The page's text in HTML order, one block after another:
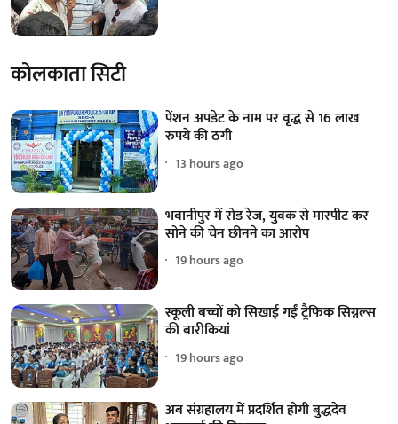
कोलकाता सिटी
पेंशन अपडेट के नाम पर वृद्ध से 16 लाख
रुपये की ठगी
13 hours ago
भवानीपुर में रोड रेज, युवक से मारपीट कर
सोने की चेन छीनने का आरोप
19 hours ago
स्कूली बच्चों को सिखाई गईं ट्रैफिक सिग्नल्स
की बारीकियां
19 hours ago
अब संग्रहालय में प्रदर्शित होगी बुद्धदेव